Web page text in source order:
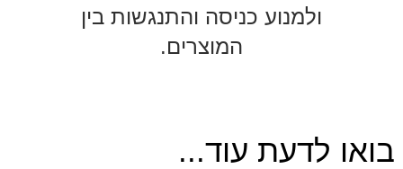
ולמנוע כניסה והתנגשות בין
המוצרים.
בואו לדעת עוד...